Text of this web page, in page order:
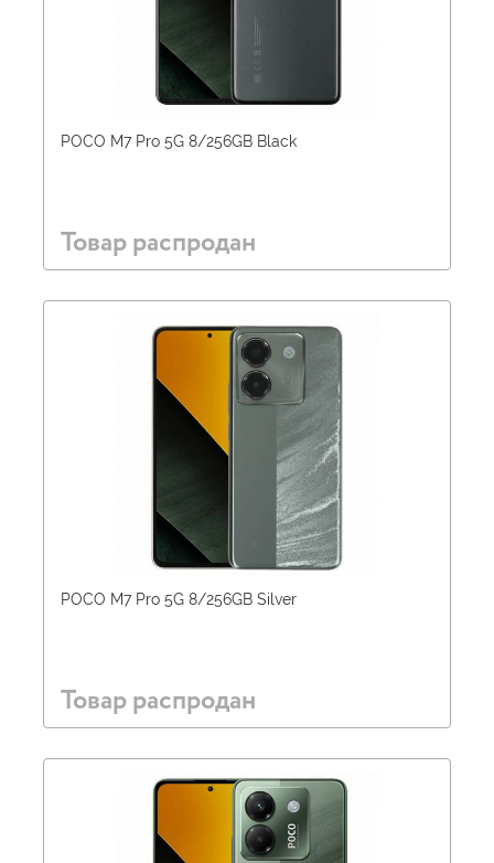
POCO M7 Pro 5G 8/256GB Black
Товар распродан
POCO M7 Pro 5G 8/256GB Silver
Товар распродан